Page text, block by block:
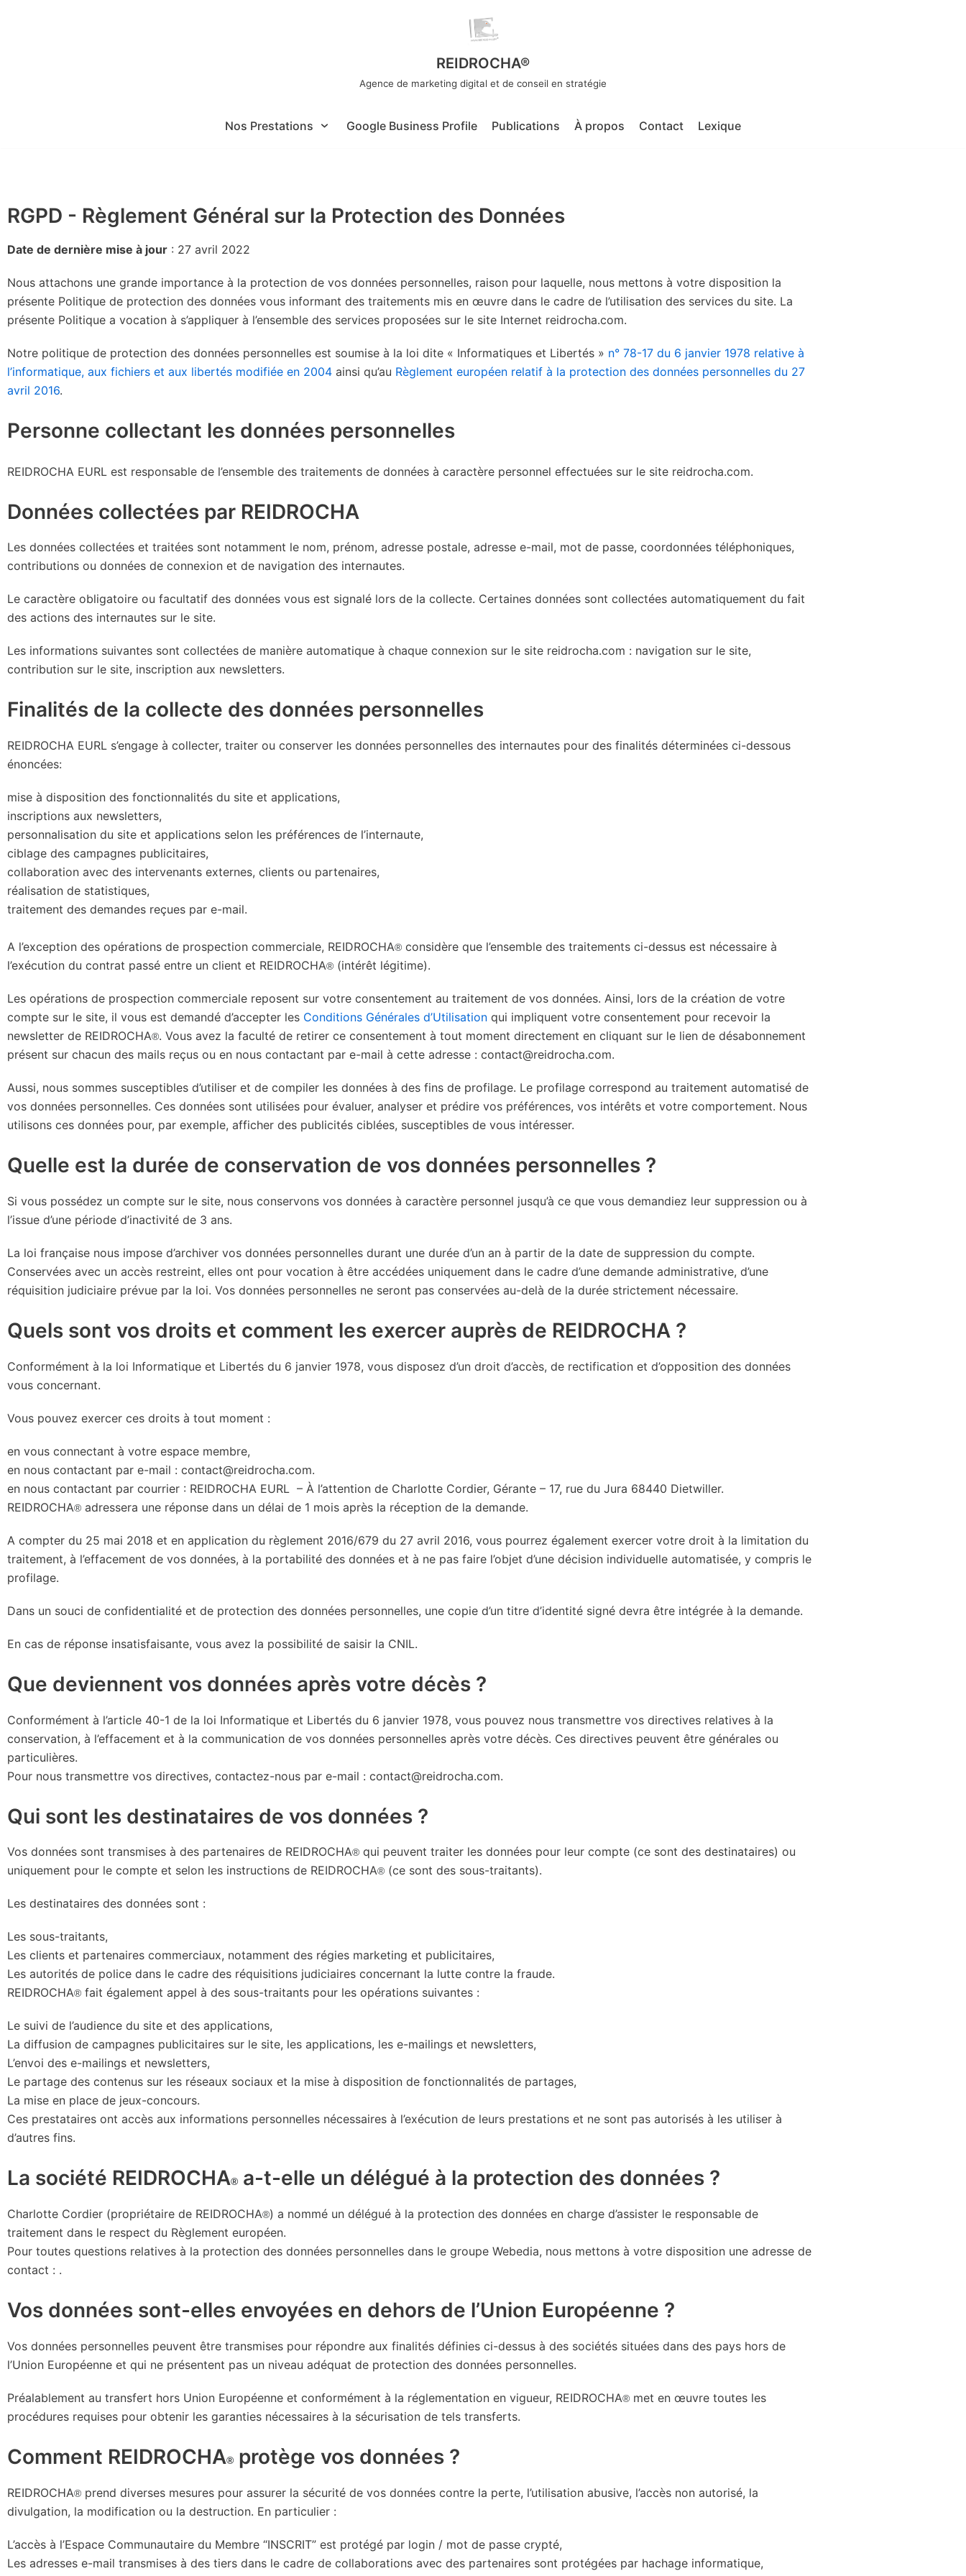
REIDROCHA®
Agence de marketing digital et de conseil en stratégie
Nos Prestations Google Business Profile Publications À propos Contact Lexique
RGPD - Règlement Général sur la Protection des Données
Date de dernière mise à jour : 27 avril 2022
Nous attachons une grande importance à la protection de vos données personnelles, raison pour laquelle, nous mettons à votre disposition la
présente Politique de protection des données vous informant des traitements mis en œuvre dans le cadre de l’utilisation des services du site. La
présente Politique a vocation à s’appliquer à l’ensemble des services proposées sur le site Internet reidrocha.com.
Notre politique de protection des données personnelles est soumise à la loi dite « Informatiques et Libertés » n° 78-17 du 6 janvier 1978 relative à
l’informatique, aux fichiers et aux libertés modifiée en 2004 ainsi qu’au Règlement européen relatif à la protection des données personnelles du 27
avril 2016.
Personne collectant les données personnelles
REIDROCHA EURL est responsable de l’ensemble des traitements de données à caractère personnel effectuées sur le site reidrocha.com.
Données collectées par REIDROCHA
Les données collectées et traitées sont notamment le nom, prénom, adresse postale, adresse e-mail, mot de passe, coordonnées téléphoniques,
contributions ou données de connexion et de navigation des internautes.
Le caractère obligatoire ou facultatif des données vous est signalé lors de la collecte. Certaines données sont collectées automatiquement du fait
des actions des internautes sur le site.
Les informations suivantes sont collectées de manière automatique à chaque connexion sur le site reidrocha.com : navigation sur le site,
contribution sur le site, inscription aux newsletters.
Finalités de la collecte des données personnelles
REIDROCHA EURL s’engage à collecter, traiter ou conserver les données personnelles des internautes pour des finalités déterminées ci-dessous
énoncées:
mise à disposition des fonctionnalités du site et applications,
inscriptions aux newsletters,
personnalisation du site et applications selon les préférences de l’internaute,
ciblage des campagnes publicitaires,
collaboration avec des intervenants externes, clients ou partenaires,
réalisation de statistiques,
traitement des demandes reçues par e-mail.
A l’exception des opérations de prospection commerciale, REIDROCHA® considère que l’ensemble des traitements ci-dessus est nécessaire à
l’exécution du contrat passé entre un client et REIDROCHA® (intérêt légitime).
Les opérations de prospection commerciale reposent sur votre consentement au traitement de vos données. Ainsi, lors de la création de votre
compte sur le site, il vous est demandé d’accepter les Conditions Générales d’Utilisation qui impliquent votre consentement pour recevoir la
newsletter de REIDROCHA®. Vous avez la faculté de retirer ce consentement à tout moment directement en cliquant sur le lien de désabonnement
présent sur chacun des mails reçus ou en nous contactant par e-mail à cette adresse : contact@reidrocha.com.
Aussi, nous sommes susceptibles d’utiliser et de compiler les données à des fins de profilage. Le profilage correspond au traitement automatisé de
vos données personnelles. Ces données sont utilisées pour évaluer, analyser et prédire vos préférences, vos intérêts et votre comportement. Nous
utilisons ces données pour, par exemple, afficher des publicités ciblées, susceptibles de vous intéresser.
Quelle est la durée de conservation de vos données personnelles ?
Si vous possédez un compte sur le site, nous conservons vos données à caractère personnel jusqu’à ce que vous demandiez leur suppression ou à
l’issue d’une période d’inactivité de 3 ans.
La loi française nous impose d’archiver vos données personnelles durant une durée d’un an à partir de la date de suppression du compte.
Conservées avec un accès restreint, elles ont pour vocation à être accédées uniquement dans le cadre d’une demande administrative, d’une
réquisition judiciaire prévue par la loi. Vos données personnelles ne seront pas conservées au-delà de la durée strictement nécessaire.
Quels sont vos droits et comment les exercer auprès de REIDROCHA ?
Conformément à la loi Informatique et Libertés du 6 janvier 1978, vous disposez d’un droit d’accès, de rectification et d’opposition des données
vous concernant.
Vous pouvez exercer ces droits à tout moment :
en vous connectant à votre espace membre,
en nous contactant par e-mail : contact@reidrocha.com.
en nous contactant par courrier : REIDROCHA EURL – À l’attention de Charlotte Cordier, Gérante – 17, rue du Jura 68440 Dietwiller.
REIDROCHA® adressera une réponse dans un délai de 1 mois après la réception de la demande.
A compter du 25 mai 2018 et en application du règlement 2016/679 du 27 avril 2016, vous pourrez également exercer votre droit à la limitation du
traitement, à l’effacement de vos données, à la portabilité des données et à ne pas faire l’objet d’une décision individuelle automatisée, y compris le
profilage.
Dans un souci de confidentialité et de protection des données personnelles, une copie d’un titre d’identité signé devra être intégrée à la demande.
En cas de réponse insatisfaisante, vous avez la possibilité de saisir la CNIL.
Que deviennent vos données après votre décès ?
Conformément à l’article 40-1 de la loi Informatique et Libertés du 6 janvier 1978, vous pouvez nous transmettre vos directives relatives à la
conservation, à l’effacement et à la communication de vos données personnelles après votre décès. Ces directives peuvent être générales ou
particulières.
Pour nous transmettre vos directives, contactez-nous par e-mail : contact@reidrocha.com.
Qui sont les destinataires de vos données ?
Vos données sont transmises à des partenaires de REIDROCHA® qui peuvent traiter les données pour leur compte (ce sont des destinataires) ou
uniquement pour le compte et selon les instructions de REIDROCHA® (ce sont des sous-traitants).
Les destinataires des données sont :
Les sous-traitants,
Les clients et partenaires commerciaux, notamment des régies marketing et publicitaires,
Les autorités de police dans le cadre des réquisitions judiciaires concernant la lutte contre la fraude.
REIDROCHA® fait également appel à des sous-traitants pour les opérations suivantes :
Le suivi de l’audience du site et des applications,
La diffusion de campagnes publicitaires sur le site, les applications, les e-mailings et newsletters,
L’envoi des e-mailings et newsletters,
Le partage des contenus sur les réseaux sociaux et la mise à disposition de fonctionnalités de partages,
La mise en place de jeux-concours.
Ces prestataires ont accès aux informations personnelles nécessaires à l’exécution de leurs prestations et ne sont pas autorisés à les utiliser à
d’autres fins.
La société REIDROCHA® a-t-elle un délégué à la protection des données ?
Charlotte Cordier (propriétaire de REIDROCHA®) a nommé un délégué à la protection des données en charge d’assister le responsable de
traitement dans le respect du Règlement européen.
Pour toutes questions relatives à la protection des données personnelles dans le groupe Webedia, nous mettons à votre disposition une adresse de
contact : .
Vos données sont-elles envoyées en dehors de l’Union Européenne ?
Vos données personnelles peuvent être transmises pour répondre aux finalités définies ci-dessus à des sociétés situées dans des pays hors de
l’Union Européenne et qui ne présentent pas un niveau adéquat de protection des données personnelles.
Préalablement au transfert hors Union Européenne et conformément à la réglementation en vigueur, REIDROCHA® met en œuvre toutes les
procédures requises pour obtenir les garanties nécessaires à la sécurisation de tels transferts.
Comment REIDROCHA® protège vos données ?
REIDROCHA® prend diverses mesures pour assurer la sécurité de vos données contre la perte, l’utilisation abusive, l’accès non autorisé, la
divulgation, la modification ou la destruction. En particulier :
L’accès à l’Espace Communautaire du Membre “INSCRIT” est protégé par login / mot de passe crypté,
Les adresses e-mail transmises à des tiers dans le cadre de collaborations avec des partenaires sont protégées par hachage informatique,